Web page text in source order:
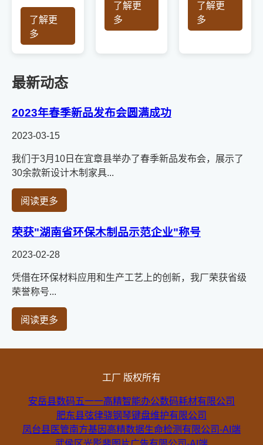
了解更
多
了解更
多
了解更
多
最新动态
2023年春季新品发布会圆满成功
2023-03-15
我们于3月10日在宜章县举办了春季新品发布会，展示了
30余款新设计木制家具...
阅读更多
荣获"湖南省环保木制品示范企业"称号
2023-02-28
凭借在环保材料应用和生产工艺上的创新，我厂荣获省级
荣誉称号...
阅读更多
工厂 版权所有
安岳县数码五一一高精智能办公数码耗材有限公司
肥东县弦律骁钢琴键盘维护有限公司
凤台县医管南方基因高精数据生命检测有限公司-AI端